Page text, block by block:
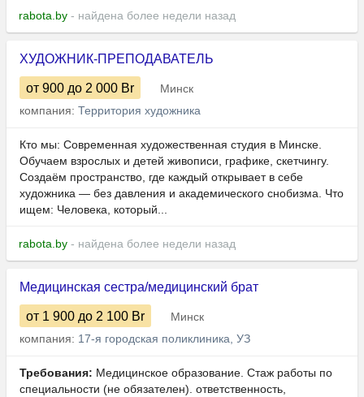
rabota.by - найдена более недели назад
ХУДОЖНИК-ПРЕПОДАВАТЕЛЬ
от 900 до 2 000 Br
Минск
компания: Территория художника
Кто мы: Современная художественная студия в Минске.
Обучаем взрослых и детей живописи, графике, скетчингу.
Создаём пространство, где каждый открывает в себе
художника — без давления и академического снобизма. Что
ищем: Человека, который...
rabota.by - найдена более недели назад
Медицинская сестра/медицинский брат
от 1 900 до 2 100 Br
Минск
компания: 17-я городская поликлиника, УЗ
Требования: Медицинское образование. Стаж работы по
специальности (не обязателен). ответственность,